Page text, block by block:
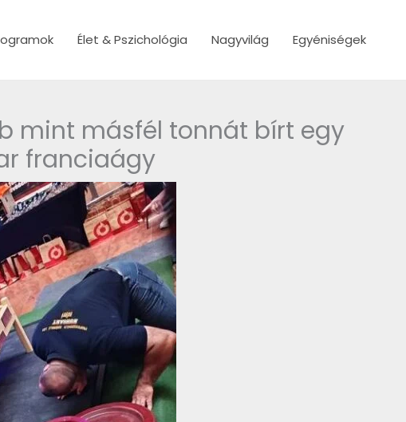
Élet & Pszichológia Nagyvilág Egyéniségek
mint másfél tonnát bírt egy
franciaágy